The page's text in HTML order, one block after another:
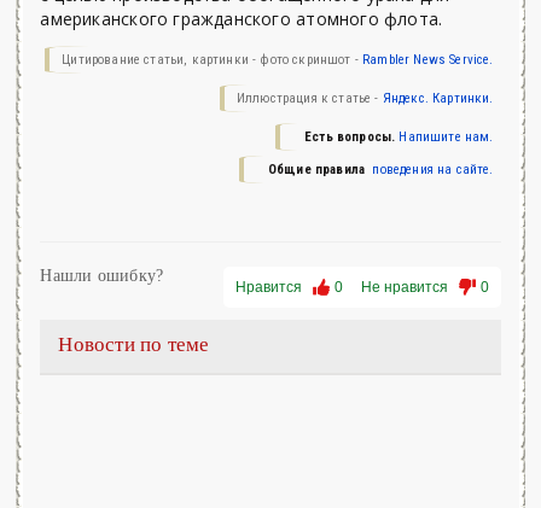
американского гражданского атомного флота.
Цитирование статьи, картинки - фото скриншот - Rambler News Service.
Иллюстрация к статье - Яндекс. Картинки.
Есть вопросы. Напишите нам.
Общие правила поведения на сайте.
Нравится 0 Не нравится 0
Нашли ошибку?
Новости по теме